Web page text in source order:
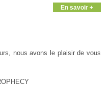
En savoir +
nous avons le plaisir de vous